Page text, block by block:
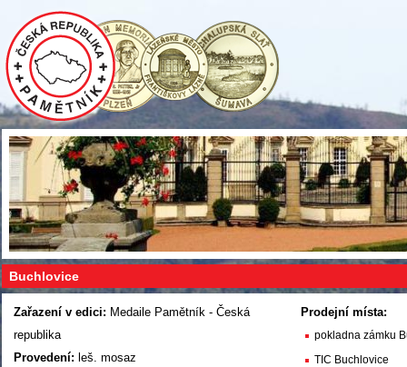
Buchlovice
Zařazení v edici: Medaile Pamětník - Česká
republika
Provedení: leš. mosaz
Prodejní místa:
pokladna zámku
TIC Buchlovice